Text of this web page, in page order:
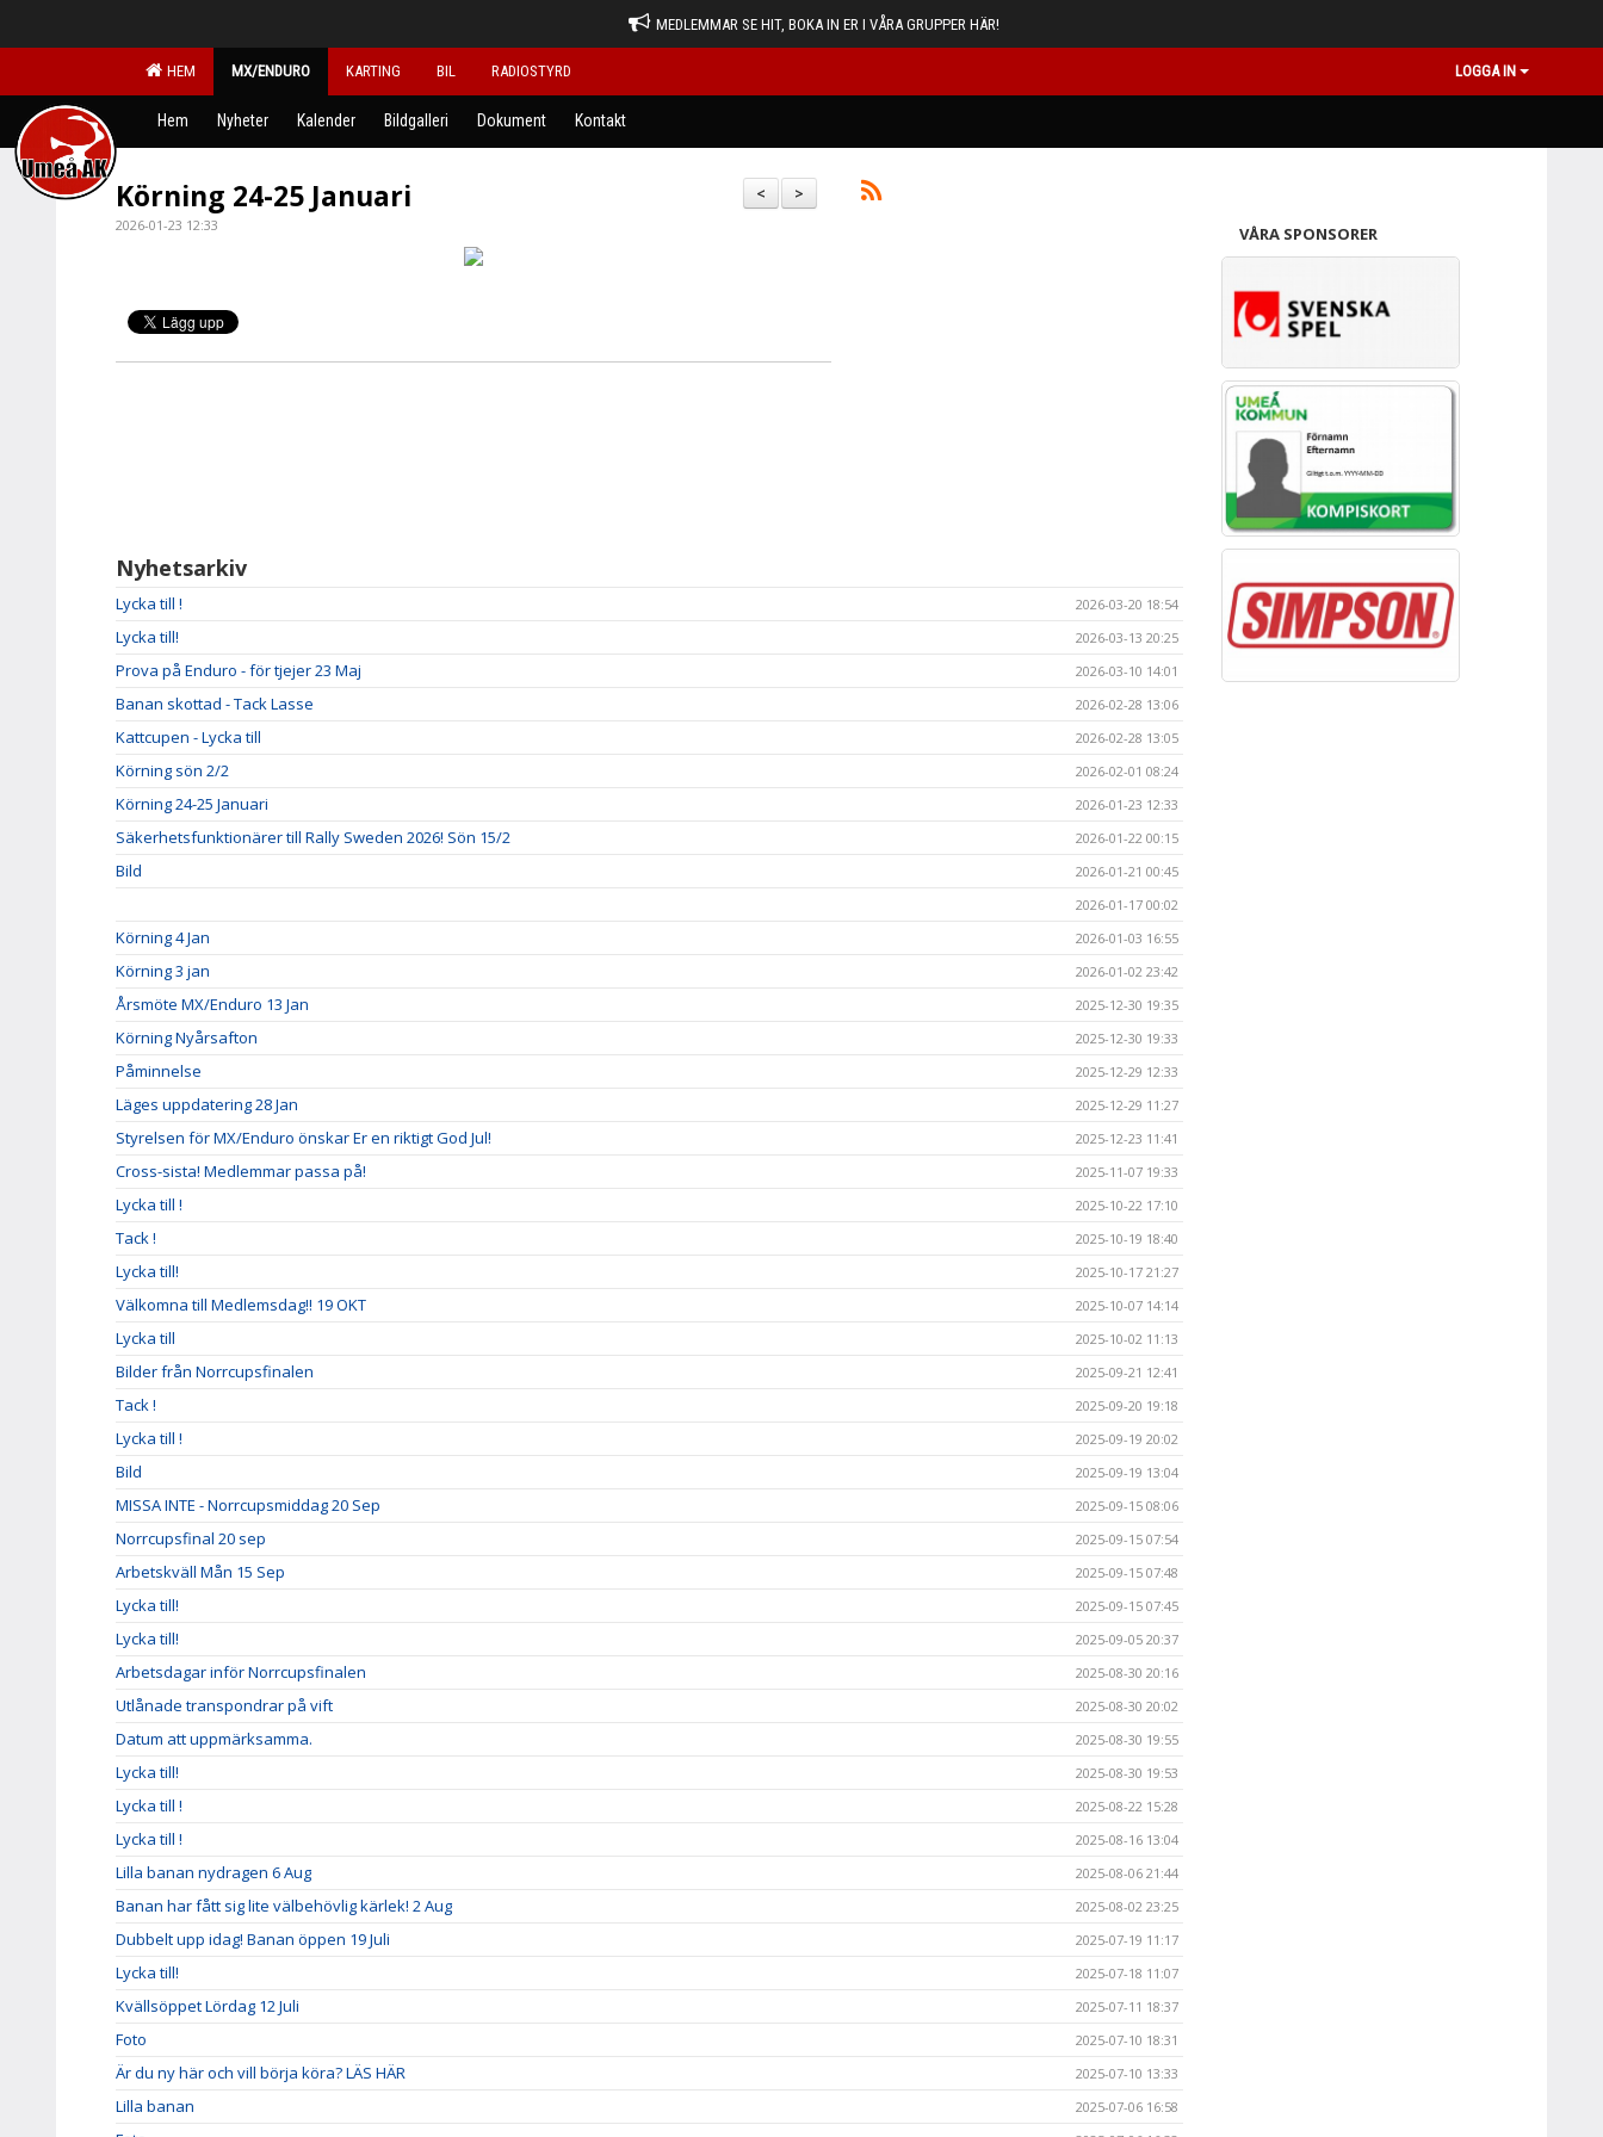
MEDLEMMAR SE HIT, BOKA IN ER I VÅRA GRUPPER HÄR!
HEM MX/ENDURO KARTING BIL RADIOSTYRD LOGGA IN
Hem Nyheter Kalender Bildgalleri Dokument Kontakt
>
<
Körning 24-25 Januari
2026-01-23 12:33
Nyhetsarkiv
Lycka till ! 2026-03-20 18:54
Lycka till! 2026-03-13 20:25
Prova på Enduro - för tjejer 23 Maj 2026-03-10 14:01
Banan skottad - Tack Lasse 2026-02-28 13:06
Kattcupen - Lycka till 2026-02-28 13:05
Körning sön 2/2 2026-02-01 08:24
Körning 24-25 Januari 2026-01-23 12:33
Säkerhetsfunktionärer till Rally Sweden 2026! Sön 15/2 2026-01-22 00:15
Bild
2026-01-21 00:45
2026-01-17 00:02
Körning 4 Jan 2026-01-03 16:55
Körning 3 jan 2026-01-02 23:42
Årsmöte MX/Enduro 13 Jan 2025-12-30 19:35
Körning Nyårsafton 2025-12-30 19:33
Påminnelse 2025-12-29 12:33
Läges uppdatering 28 Jan 2025-12-29 11:27
Styrelsen för MX/Enduro önskar Er en riktigt God Jul! 2025-12-23 11:41
Cross-sista! Medlemmar passa på! 2025-11-07 19:33
Lycka till ! 2025-10-22 17:10
Tack ! 2025-10-19 18:40
Lycka till! 2025-10-17 21:27
Välkomna till Medlemsdag!! 19 OKT 2025-10-07 14:14
Lycka till 2025-10-02 11:13
Bilder från Norrcupsfinalen 2025-09-21 12:41
Tack ! 2025-09-20 19:18
Lycka till ! 2025-09-19 20:02
Bild 2025-09-19 13:04
MISSA INTE - Norrcupsmiddag 20 Sep 2025-09-15 08:06
Norrcupsfinal 20 sep 2025-09-15 07:54
Arbetskväll Mån 15 Sep 2025-09-15 07:48
Lycka till! 2025-09-15 07:45
Lycka till! 2025-09-05 20:37
Arbetsdagar inför Norrcupsfinalen 2025-08-30 20:16
Utlånade transpondrar på vift 2025-08-30 20:02
Datum att uppmärksamma. 2025-08-30 19:55
Lycka till! 2025-08-30 19:53
Lycka till ! 2025-08-22 15:28
Lycka till ! 2025-08-16 13:04
Lilla banan nydragen 6 Aug 2025-08-06 21:44
Banan har fått sig lite välbehövlig kärlek! 2 Aug 2025-08-02 23:25
Dubbelt upp idag! Banan öppen 19 Juli 2025-07-19 11:17
Lycka till! 2025-07-18 11:07
Kvällsöppet Lördag 12 Juli 2025-07-11 18:37
Foto 2025-07-10 18:31
Är du ny här och vill börja köra? LÄS HÄR 2025-07-10 13:33
Lilla banan 2025-07-06 16:58
VÅRA SPONSORER